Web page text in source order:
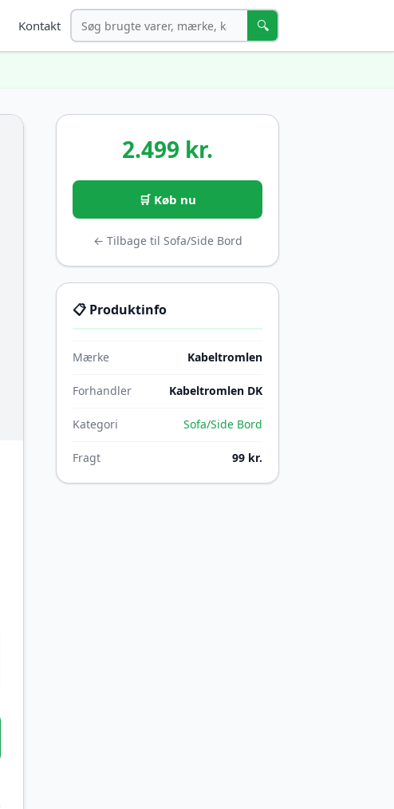
Kontakt Søg 🔍
2.499 kr.
🛒 Køb nu
← Tilbage til Sofa/Side Bord
📋 Produktinfo
Mærke Kabeltromlen
Forhandler Kabeltromlen DK
Kategori Sofa/Side Bord
Fragt 99 kr.